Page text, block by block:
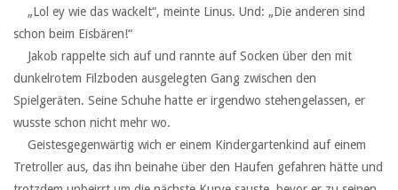
schon beim Eisbären!“
dunkelrotem Filzboden ausgelegten Gang zwischen den
Spielgeräten. Seine Schuhe hatte er irgendwo stehengelassen, er
wusste schon nicht mehr wo.
Tretroller aus, das ihn beinahe über den Haufen gefahren hätte und